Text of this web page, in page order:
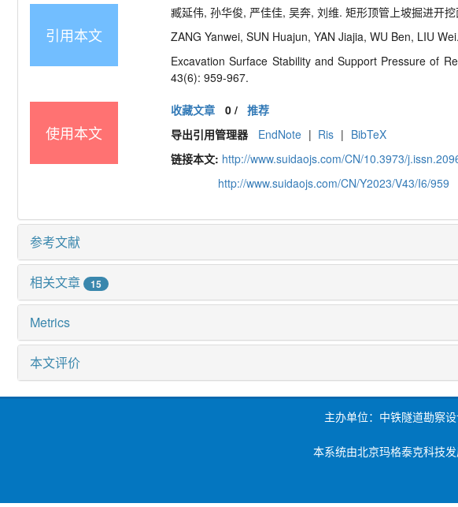
引用本文
臧延伟, 孙华俊, 严佳佳, 吴奔, 刘维. 矩形顶管上坡掘进开
ZANG Yanwei, SUN Huajun, YAN Jiajia, WU Ben, LIU Wei.
Excavation Surface Stability and Support Pressure of
43(6): 959-967.
使用本文
收藏文章 0/ 推荐
导出引用管理器
EndNote | Ris | BibTeX
链接本文: http://www.suidaojs.com/CN/10.3973/
http://www.suidaojs.com/CN/Y2023/V43/I6/959
参考文献
相关文章 15
Metrics
本文评价
主办单位：中铁隧道勘察
本系统由北京玛格泰克科技